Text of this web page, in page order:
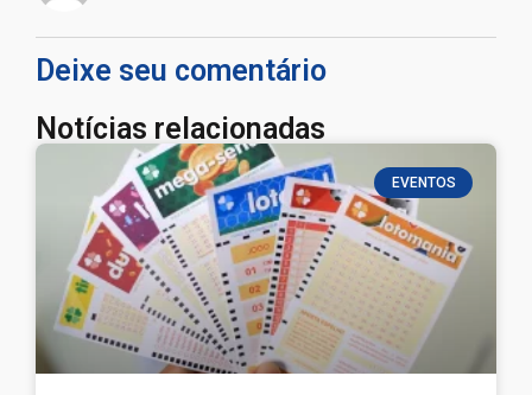
Deixe seu comentário
Notícias relacionadas
EVENTOS